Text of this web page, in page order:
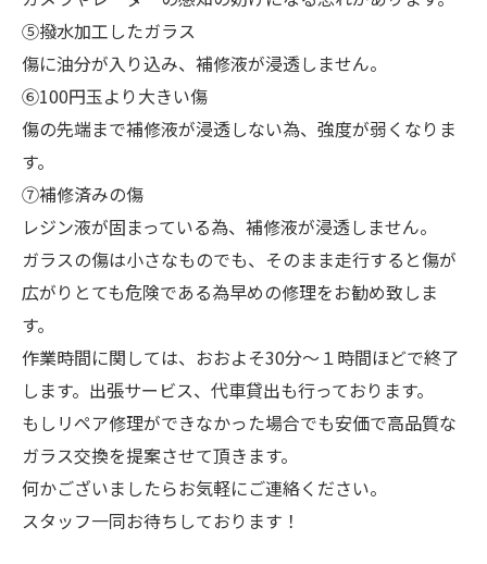
⑤撥水加工したガラス
傷に油分が入り込み、補修液が浸透しません。
⑥100円玉より大きい傷
傷の先端まで補修液が浸透しない為、強度が弱くなりま
す。
⑦補修済みの傷
レジン液が固まっている為、補修液が浸透しません。
ガラスの傷は小さなものでも、そのまま走行すると傷が
広がりとても危険である為早めの修理をお勧め致しま
す。
作業時間に関しては、おおよそ30分～１時間ほどで終了
します。出張サービス、代車貸出も行っております。
もしリペア修理ができなかった場合でも安価で高品質な
ガラス交換を提案させて頂きます。
何かございましたらお気軽にご連絡ください。
スタッフ一同お待ちしております！